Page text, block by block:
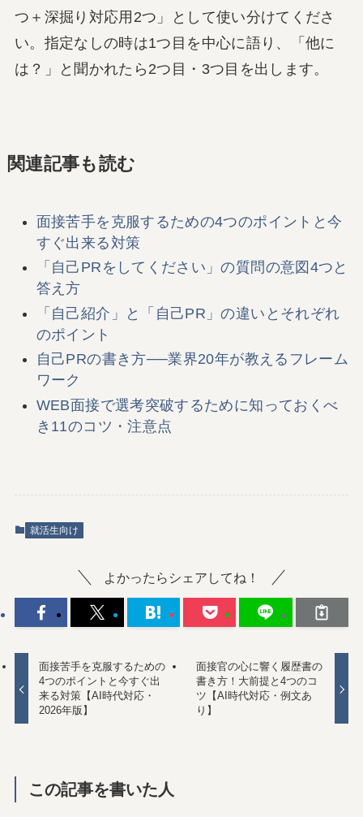
つ＋深掘り対応用2つ」として使い分けてくださ
い。指定なしの時は1つ目を中心に語り、「他に
は？」と聞かれたら2つ目・3つ目を出します。
関連記事も読む
面接苦手を克服するための4つのポイントと今
すぐ出来る対策
「自己PRをしてください」の質問の意図4つと
答え方
「自己紹介」と「自己PR」の違いとそれぞれ
のポイント
自己PRの書き方──業界20年が教えるフレーム
ワーク
WEB面接で選考突破するために知っておくべ
き11のコツ・注意点
就活生向け
よかったらシェアしてね！
面接苦手を克服するための
4つのポイントと今すぐ出
来る対策【AI時代対応・
2026年版】
面接官の心に響く履歴書の
書き方！大前提と4つのコ
ツ【AI時代対応・例文あ
り】
この記事を書いた人